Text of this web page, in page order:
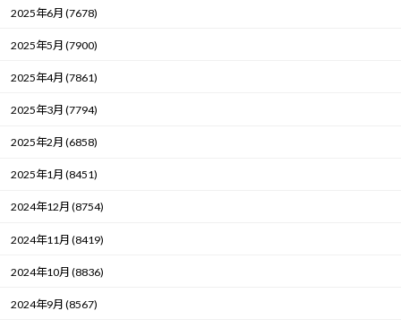
2025年6月 (7678)
2025年5月 (7900)
2025年4月 (7861)
2025年3月 (7794)
2025年2月 (6858)
2025年1月 (8451)
2024年12月 (8754)
2024年11月 (8419)
2024年10月 (8836)
2024年9月 (8567)